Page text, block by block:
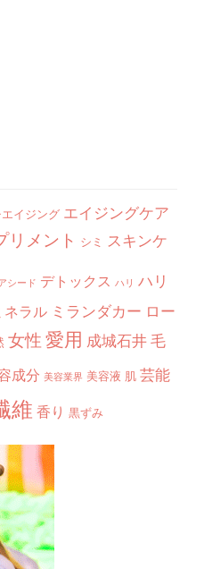
イジング エイジングケア
リメント シミ スキンケ
シード デトックス ハリ ハリ
ネラル ミランダカー ロー
女性愛用 成城石井毛
成分 美容業界 美容液 肌 芸能
維 香り 黒ずみ